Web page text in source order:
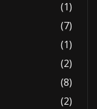
(1)
(7)
(1)
(2)
(8)
(2)